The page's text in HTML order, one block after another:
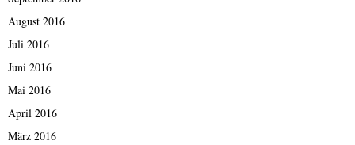
August 2016
Juli 2016
Juni 2016
Mai 2016
April 2016
März 2016